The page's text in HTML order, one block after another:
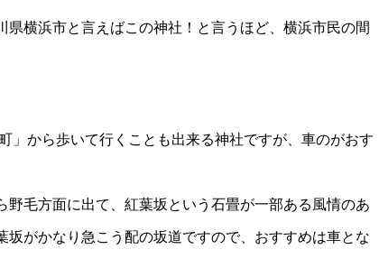
県横浜市と言えばこの神社！と言うほど、横浜市民の間
」から歩いて行くことも出来る神社ですが、車のがおす
野毛方面に出て、紅葉坂という石畳が一部ある風情のあ
坂がかなり急こう配の坂道ですので、おすすめは車とな